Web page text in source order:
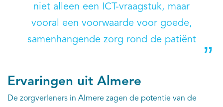
niet alleen een ICT-vraagstuk, maar
vooral een voorwaarde voor goede,
samenhangende zorg rond de patiënt
Ervaringen uit Almere
De zorgverleners in Almere zagen de potentie van de